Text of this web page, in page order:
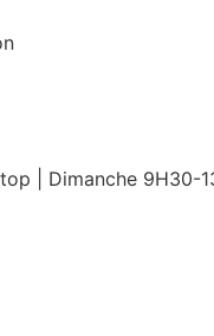
| Dimanche 9H30-